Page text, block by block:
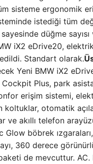
sisteme ergonomik
istediği tüm
düğme
iX2 eDrive20,
Standart olarak.
Yeni BMW iX2
Plus, park
erişim sistemi,
koltuklar, otomatik
ve akıllı telefon
Glow böbrek
360 derece
de mevcuttur.